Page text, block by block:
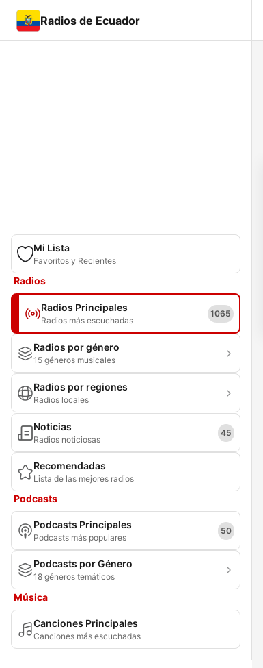
Radios de Ecuador
Mi Lista
Favoritos y Recientes
Radios
Radios Principales
Radios más escuchadas
1065
Radios por género
15 géneros musicales
Radios por regiones
Radios locales
Noticias
Radios noticiosas
45
Recomendadas
Lista de las mejores radios
Podcasts
Podcasts Principales
Podcasts más populares
50
Podcasts por Género
18 géneros temáticos
Música
Canciones Principales
Canciones más escuchadas